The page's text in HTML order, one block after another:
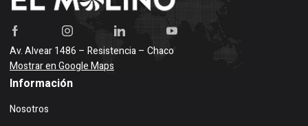
Av. Alvear 1486 – Resistencia – Chaco
Mostrar en Google Maps
Información
Nosotros